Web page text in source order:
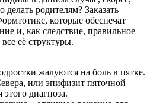
родителям? Заказать
которые обеспечат
и, как следствие, правильное
её структуры.
жалуются на боль в пятке.
или эпифизит пяточной
этого диагноза.